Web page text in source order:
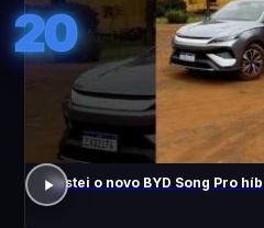
20
Testei o novo BYD Song Pro